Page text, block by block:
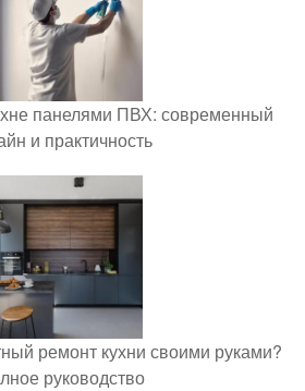
панелями ПВХ: современный
и практичность
ремонт кухни своими руками?
руководство